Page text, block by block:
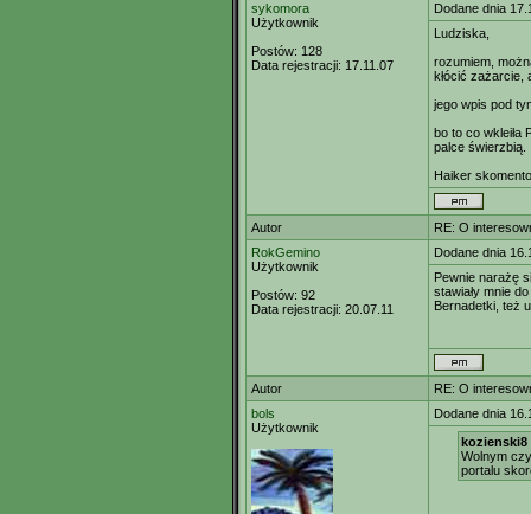
sykomora
Użytkownik
Postów: 128
Data rejestracji: 17.11.07
Dodane dnia
Ludziska,
rozumiem,
kłócić zażarcie,
jego wpis pod
bo to co wkleiła
palce świerzbią.
Haiker
Autor
RE: O
RokGemino
Użytkownik
Postów: 92
Data rejestracji: 20.07.11
Dodane dnia
Pewnie narażę
stawiały mnie
Bernadetki, też
Autor
RE: O
bols
Użytkownik
Dodane dnia
kozienski8
Wolnym
portalu